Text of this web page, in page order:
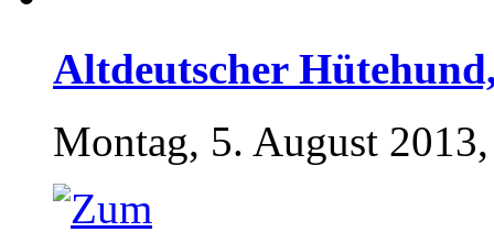
Altdeutscher
Montag, 5. August